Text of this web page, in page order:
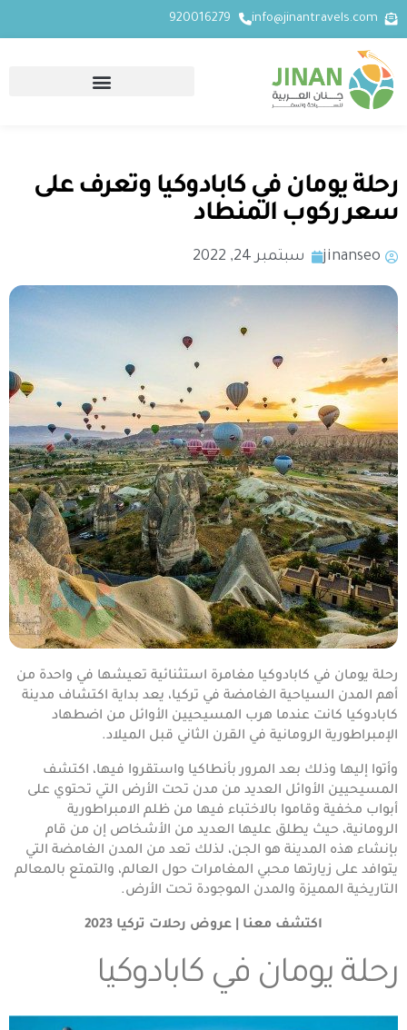
info@jinantravels.com
920016279
رحلة يومان في كابادوكيا وتعرف على
سعر ركوب المنطاد
jinanseo سبتمبر 24, 2022
رحلة يومان في كابادوكيا مغامرة استثنائية تعيشها في واحدة من
أهم المدن السياحية الغامضة في تركيا، يعد بداية اكتشاف مدينة
كابادوكيا كانت عندما هرب المسيحيين الأوائل من اضطهاد
الإمبراطورية الرومانية في القرن الثاني قبل الميلاد.
وأتوا إليها وذلك بعد المرور بأنطاكيا واستقروا فيها، اكتشف
المسيحيين الأوائل العديد من مدن تحت الأرض التي تحتوي على
أبواب مخفية وقاموا بالاختباء فيها من ظلم الامبراطورية
الرومانية، حيث يطلق عليها العديد من الأشخاص إن من قام
بإنشاء هذه المدينة هو الجن، لذلك تعد من المدن الغامضة التي
يتوافد على زيارتها محبي المغامرات حول العالم، والتمتع بالمعالم
التاريخية المميزة والمدن الموجودة تحت الأرض.
اكتشف معنا | عروض رحلات تركيا 2023
رحلة يومان في كابادوكيا